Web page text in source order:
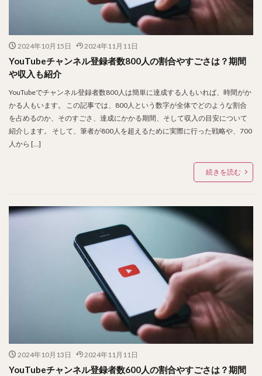
2024年10月15日 2024年11月11日
YouTubeチャンネル登録者数800人の割合やすごさは？期間
や収入も紹介
YouTubeでチャンネル登録者数800人は簡単に達成する人もいれば、時間がか
かる人もいます。 この記事では、800人という数字が全体でどのような割合
を占めるのか、そのすごさ、達成にかかる期間、そして収入の目安について
紹介します。 そして、筆者が800人を超えるために実際に行った戦略や、700
人から […]
続きを読む
2024年10月13日 2024年11月11日
YouTubeチャンネル登録者数600人の割合やすごさは？期間